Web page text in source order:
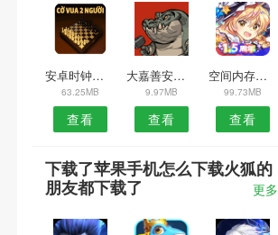
安卓时钟小组件APP
63.25MB
查看
大嘉善安卓版
9.97MB
查看
空间内存清理加速安卓版
99.73MB
查看
下载了苹果手机怎么下载火狐的
朋友都下载了
更多